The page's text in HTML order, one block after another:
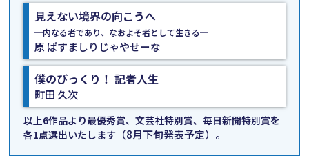
見えない境界の向こうへ
─内なる者であり、なおよそ者として生きる─
原 ぱすましりじゃやせーな
僕のびっくり！ 記者人生
町田 久次
以上6作品より最優秀賞、文芸社特別賞、毎日新聞特別賞を
各1点選出いたします （8月下旬発表予定）。